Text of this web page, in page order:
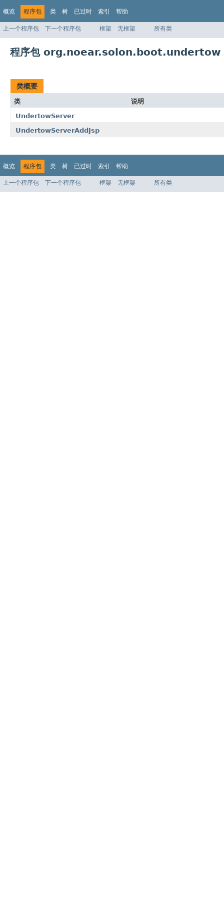
概览 程序包 类 树 已过时 索引 帮助
上一个程序包 下一个程序包 框架 无框架 所有类
程序包 org.noear.solon.boot.undertow
类概要
类
说明
UndertowServer
UndertowServerAddJsp
概览 程序包 类 树 已过时 索引 帮助
上一个程序包 下一个程序包 框架 无框架 所有类